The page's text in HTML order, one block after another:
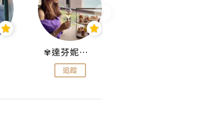
✾達芬妮•愛孩子•愛生活✾
追蹤